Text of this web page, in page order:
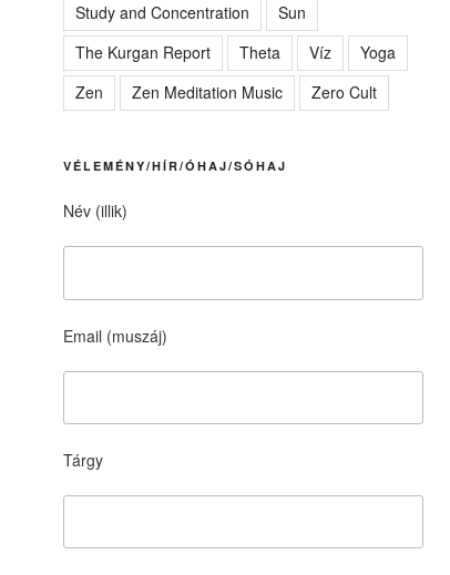
Study and Concentration
Sun
The Kurgan Report
Theta Víz
Yoga
Zen
Zen Meditation Music Zero Cult
VÉLEMÉNY/HÍR/ÓHAJ/SÓHAJ
Név (illik)
Email (muszáj)
Tárgy